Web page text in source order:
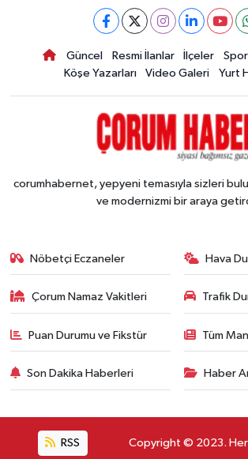
Güncel Resmi İlanlar İlçeler Spor
Köşe Yazarları
Video Galeri Yurt
corumhabernet, yepyeni temasıyla sizleri
ve modernizmi bir araya
Nöbetçi Eczaneler Hava
Çorum Namaz Vakitleri Trafik
Puan Durumu ve Fikstür Tüm
Son Dakika Haberleri Haber
RSS Copyright © 2023. Her